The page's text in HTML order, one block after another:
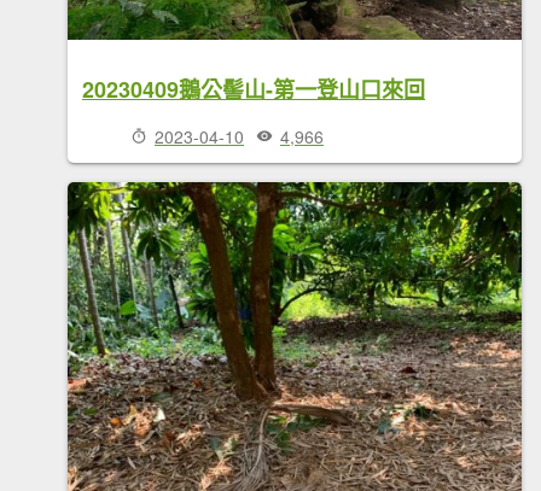
20230409鵝公髻山-第一登山口來回
2023-04-10 4,966